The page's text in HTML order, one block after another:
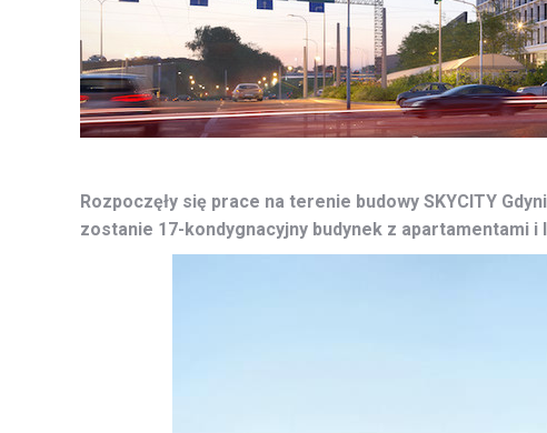
Rozpoczęły się prace na terenie budowy SKYCITY
zostanie 17-kondygnacyjny budynek z apartamentami i